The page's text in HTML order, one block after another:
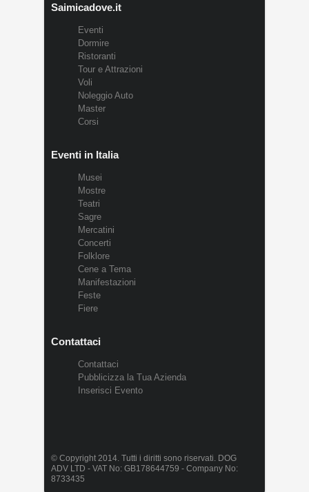
Saimicadove.it
Eventi
Dormire
Ristoranti
Tour e Attrazioni
Voli
Noleggio Auto
Master
Corsi
Eventi in Italia
Musei
Mostre
Teatri
Sagre
Mercatini
Concerti
Folklore
Cene a Tema
Manifestazioni
Feste
Fiere
Contattaci
Contattaci
Pubblicizza la Tua Azienda
Inserisci Evento
© Copyright 2014. Tutti i diritti sono riservati. DOG
ADV LTD - VAT No: GB178644759 - Company No:
8733435